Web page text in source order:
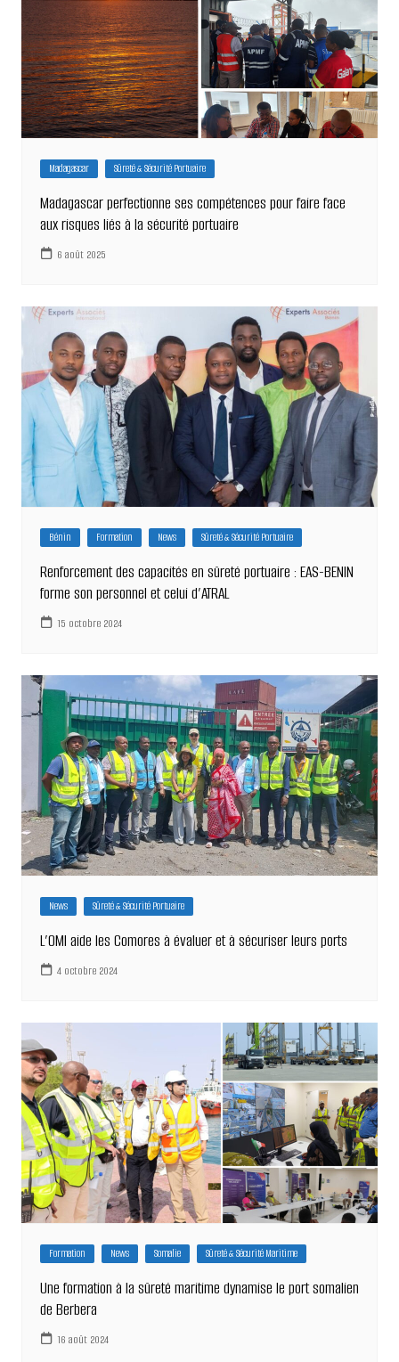
Madagascar Sûreté & Sécurité Portuaire
Madagascar perfectionne ses compétences pour faire face
aux risques liés à la sécurité portuaire
6 août 2025
Bénin Formation News Sûreté & Sécurité Portuaire
Renforcement des capacités en sûreté portuaire : EAS-BENIN
forme son personnel et celui d’ATRAL
15 octobre 2024
News Sûreté & Sécurité Portuaire
L’OMI aide les Comores à évaluer et à sécuriser leurs ports
4 octobre 2024
Formation News Somalie Sûreté & Sécurité Maritime
Une formation à la sûreté maritime dynamise le port somalien
de Berbera
16 août 2024